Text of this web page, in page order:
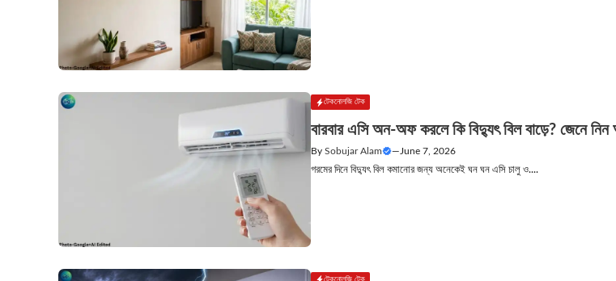
টেকনোলজি টেক
বারবার এসি অন-অফ করলে কি বিদ্যুৎ বিল বাড়ে? জেনে
BySobujar Alam — June 7, 2026
গরমের দিনে বিদ্যুৎ বিল কমানোর জন্য অনেকেই ঘন ঘন এসি চালু ও....
টেকনোলজি টেক